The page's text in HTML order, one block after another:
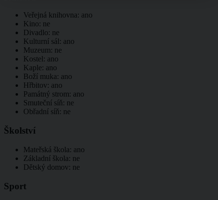
Veřejná knihovna: ano
Kino: ne
Divadlo: ne
Kulturní sál: ano
Muzeum: ne
Kostel: ano
Kaple: ano
Boží muka: ano
Hřbitov: ano
Památný strom: ano
Smuteční síň: ne
Obřadní síň: ne
Školství
Mateřská škola: ano
Základní škola: ne
Dětský domov: ne
Sport